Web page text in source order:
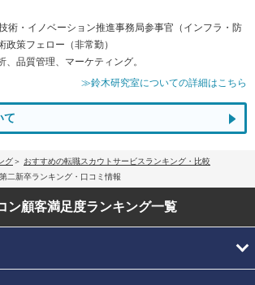
術・イノベーション推進事務局参事官（インフラ・防
政策フェロー（非常勤）
品質管理、マーケティング。
≫鈴木研究室についての詳細はこちら
て
グ
おすすめの転職スカウトサービスランキング・比較
二新卒ランキング・口コミ情報
ン顧客満足度ランキング一覧